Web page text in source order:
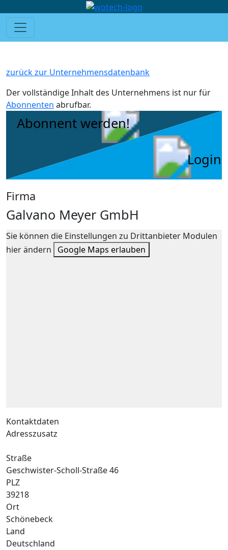
zurück zur Unternehmensdatenbank
Der vollständige Inhalt des Unternehmens ist nur für
Abonnenten abrufbar.
Abonnent werden!
Login
Firma
Galvano Meyer GmbH
Sie können die Einstellungen zu Drittanbieter Modulen
hier ändern
Google Maps erlauben
Kontaktdaten
Adresszusatz
Straße
Geschwister-Scholl-Straße 46
PLZ
39218
Ort
Schönebeck
Land
Deutschland